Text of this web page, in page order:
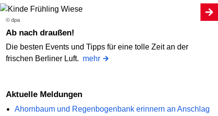
© dpa
Ab nach draußen!
Die besten Events und Tipps für eine tolle Zeit an der
frischen Berliner Luft. mehr
Aktuelle Meldungen
Ahornbaum und Regenbogenbank erinnern an Anschlag